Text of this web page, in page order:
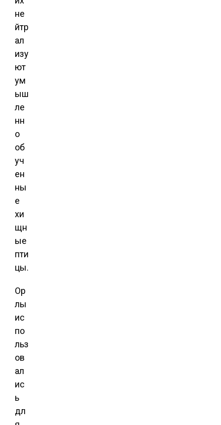
не
йтр
ал
изу
ют
ум
ыш
ле
нн
о
об
уч
ен
ны
е
хи
щн
ые
пти
цы.
Ор
лы
ис
по
льз
ов
ал
ис
ь
дл